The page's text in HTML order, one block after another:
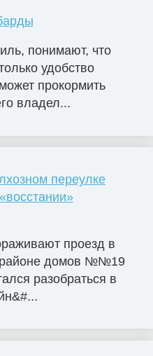
понимают, что
удобство
прокормить
владел...
переулке
проезд в
районе домов №№19
разобраться в